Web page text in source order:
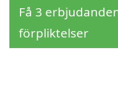
Få 3
förpliktelser